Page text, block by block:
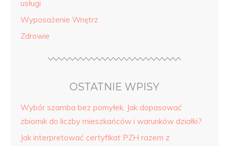
usługi
Wyposażenie Wnętrz
Zdrowie
OSTATNIE WPISY
Wybór szamba bez pomyłek. Jak dopasować
zbiornik do liczby mieszkańców i warunków działki?
Jak interpretować certyfikat PZH razem z